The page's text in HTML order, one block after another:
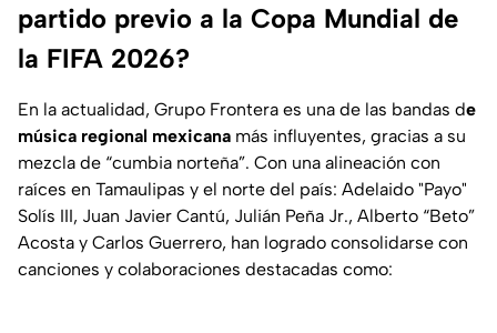
partido previo a la Copa Mundial de
la FIFA 2026?
En la actualidad, Grupo Frontera es una de las bandas de
música regional mexicana más influyentes, gracias a su
mezcla de “cumbia norteña”. Con una alineación con
raíces en Tamaulipas y el norte del país: Adelaido "Payo"
Solís III, Juan Javier Cantú, Julián Peña Jr., Alberto “Beto”
Acosta y Carlos Guerrero, han logrado consolidarse con
canciones y colaboraciones destacadas como: